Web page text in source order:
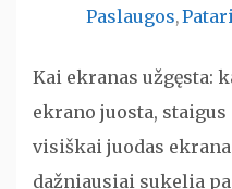
Paslaugos,
Kai ekranas užgęsta:
ekrano juosta,
visiškai juodas
dažniausiai sukelia